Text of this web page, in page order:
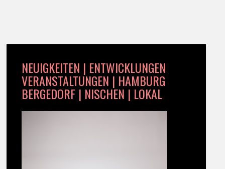
NEUIGKEITEN | ENTWICKLUNGEN
VERANSTALTUNGEN | HAMBURG
BERGEDORF | NISCHEN | LOKAL